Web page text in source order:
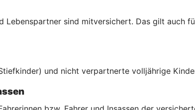
Lebenspartner sind mitversichert. Das gilt auch
und nicht verpartnerte volljährige